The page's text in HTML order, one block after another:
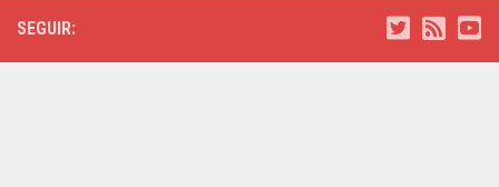
SEGUIR: